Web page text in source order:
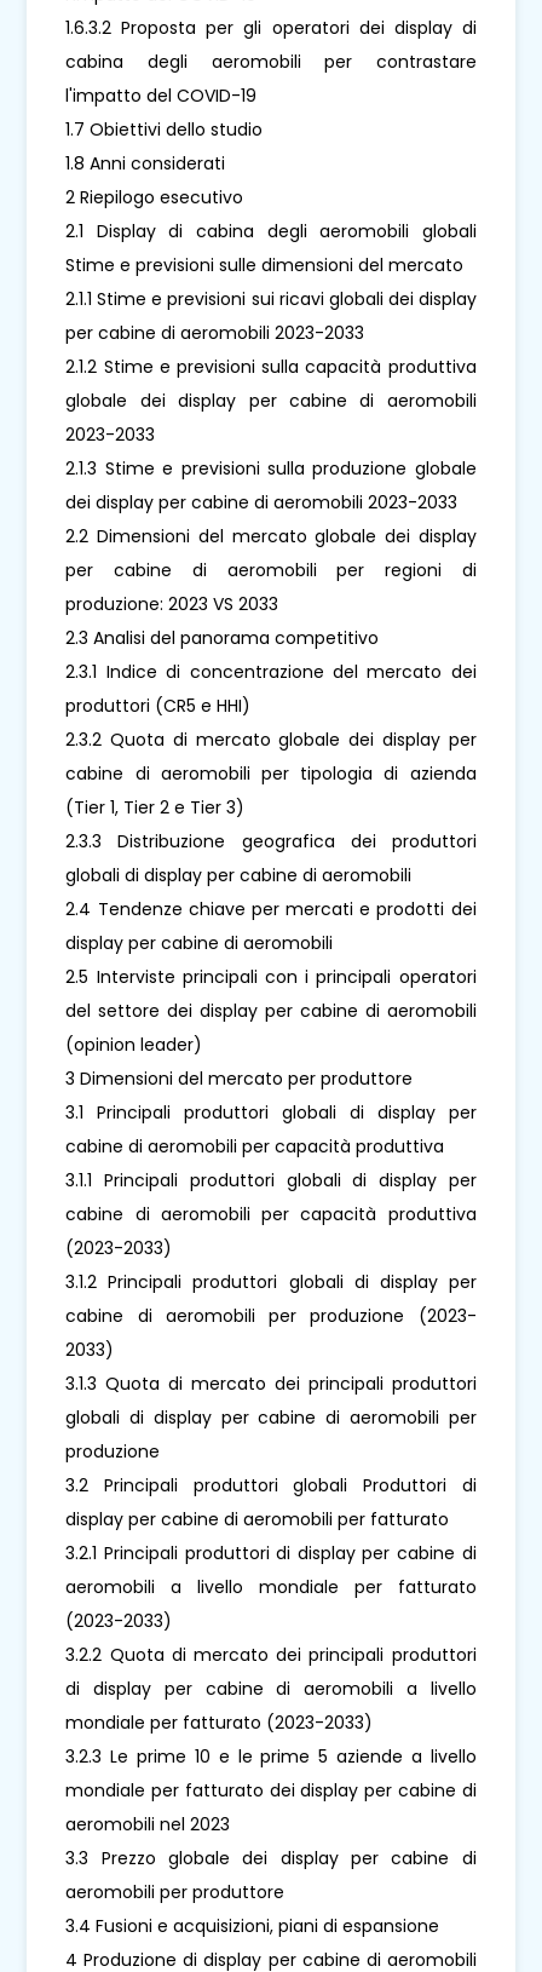
1.6.3.2 Proposta per gli operatori dei display di
cabina degli aeromobili per contrastare
l'impatto del COVID-19
1.7 Obiettivi dello studio
1.8 Anni considerati
2 Riepilogo esecutivo
2.1 Display di cabina degli aeromobili globali
Stime e previsioni sulle dimensioni del mercato
2.1.1 Stime e previsioni sui ricavi globali dei display
per cabine di aeromobili 2023-2033
2.1.2 Stime e previsioni sulla capacità produttiva
globale dei display per cabine di aeromobili
2023-2033
2.1.3 Stime e previsioni sulla produzione globale
dei display per cabine di aeromobili 2023-2033
2.2 Dimensioni del mercato globale dei display
per cabine di aeromobili per regioni di
produzione: 2023 VS 2033
2.3 Analisi del panorama competitivo
2.3.1 Indice di concentrazione del mercato dei
produttori (CR5 e HHI)
2.3.2 Quota di mercato globale dei display per
cabine di aeromobili per tipologia di azienda
(Tier 1, Tier 2 e Tier 3)
2.3.3 Distribuzione geografica dei produttori
globali di display per cabine di aeromobili
2.4 Tendenze chiave per mercati e prodotti dei
display per cabine di aeromobili
2.5 Interviste principali con i principali operatori
del settore dei display per cabine di aeromobili
(opinion leader)
3 Dimensioni del mercato per produttore
3.1 Principali produttori globali di display per
cabine di aeromobili per capacità produttiva
3.1.1 Principali produttori globali di display per
cabine di aeromobili per capacità produttiva
(2023-2033)
3.1.2 Principali produttori globali di display per
cabine di aeromobili per produzione (2023-
2033)
3.1.3 Quota di mercato dei principali produttori
globali di display per cabine di aeromobili per
produzione
3.2 Principali produttori globali Produttori di
display per cabine di aeromobili per fatturato
3.2.1 Principali produttori di display per cabine di
aeromobili a livello mondiale per fatturato
(2023-2033)
3.2.2 Quota di mercato dei principali produttori
di display per cabine di aeromobili a livello
mondiale per fatturato (2023-2033)
3.2.3 Le prime 10 e le prime 5 aziende a livello
mondiale per fatturato dei display per cabine di
aeromobili nel 2023
3.3 Prezzo globale dei display per cabine di
aeromobili per produttore
3.4 Fusioni e acquisizioni, piani di espansione
4 Produzione di display per cabine di aeromobili